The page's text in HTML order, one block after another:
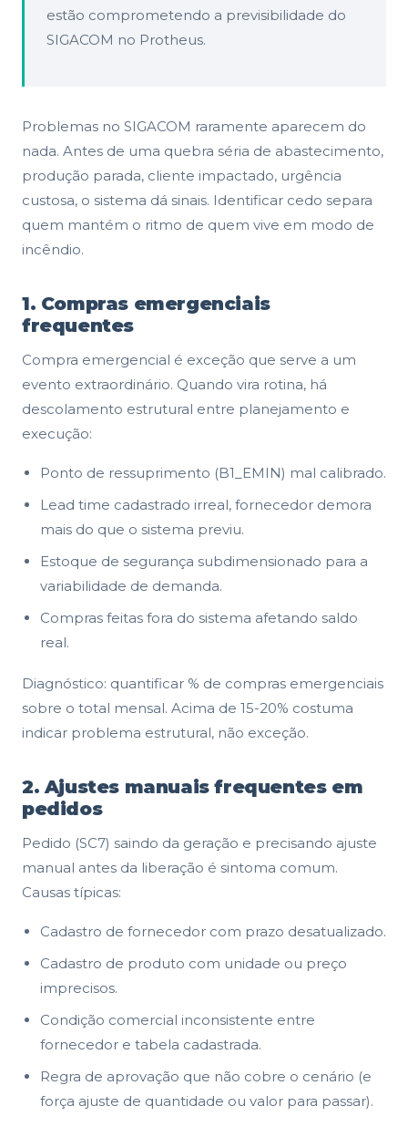
estão comprometendo a previsibilidade do
SIGACOM no Protheus.
Problemas no SIGACOM raramente aparecem do
nada. Antes de uma quebra séria de abastecimento,
produção parada, cliente impactado, urgência
custosa, o sistema dá sinais. Identificar cedo separa
quem mantém o ritmo de quem vive em modo de
incêndio.
1. Compras emergenciais
frequentes
Compra emergencial é exceção que serve a um
evento extraordinário. Quando vira rotina, há
descolamento estrutural entre planejamento e
execução:
Ponto de ressuprimento (B1_EMIN) mal calibrado.
Lead time cadastrado irreal, fornecedor demora
mais do que o sistema previu.
Estoque de segurança subdimensionado para a
variabilidade de demanda.
Compras feitas fora do sistema afetando saldo
real.
Diagnóstico: quantificar % de compras emergenciais
sobre o total mensal. Acima de 15-20% costuma
indicar problema estrutural, não exceção.
2. Ajustes manuais frequentes em
pedidos
Pedido (SC7) saindo da geração e precisando ajuste
manual antes da liberação é sintoma comum.
Causas típicas:
Cadastro de fornecedor com prazo desatualizado.
Cadastro de produto com unidade ou preço
imprecisos.
Condição comercial inconsistente entre
fornecedor e tabela cadastrada.
Regra de aprovação que não cobre o cenário (e
força ajuste de quantidade ou valor para passar).